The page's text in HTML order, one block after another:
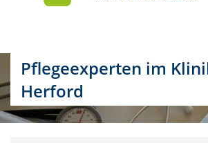
Pflegeexperten im
Herford